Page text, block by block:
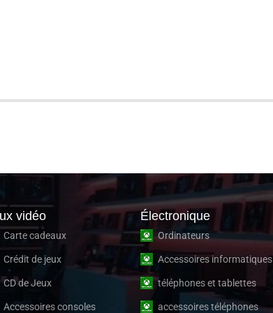
vidéo
Carte cadeaux
Crédit de jeux
CD de Jeux
Accessoires consoles
Électronique
Ordinateurs
Accessoires informatiques
téléphones et tablettes
accessoires téléphones